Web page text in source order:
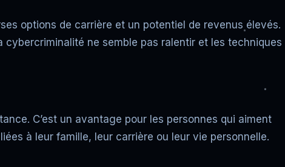
options de carrière et un potentiel de revenus élevés.
ne semble pas ralentir et les techniques
C’est un avantage pour les personnes qui aiment
à leur famille, leur carrière ou leur vie personnelle.